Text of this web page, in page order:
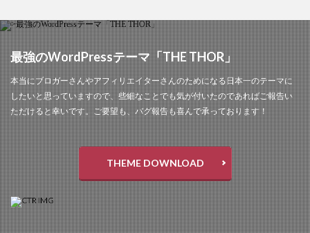
最強のWordPressテーマ「THE THOR」
本当にブロガーさんやアフィリエイターさんのためになる日本一のテーマに
したいと思っていますので、些細なことでも気が付いたのであればご報告い
ただけると幸いです。ご要望も、バグ報告も喜んで承っております！
THEME DOWNLOAD